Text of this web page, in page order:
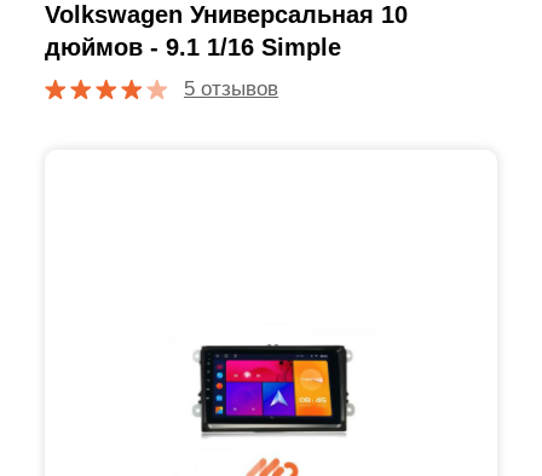
Volkswagen Универсальная 10
дюймов - 9.1 1/16 Simple
5 отзывов